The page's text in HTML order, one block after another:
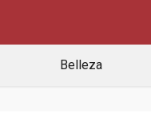
Belleza